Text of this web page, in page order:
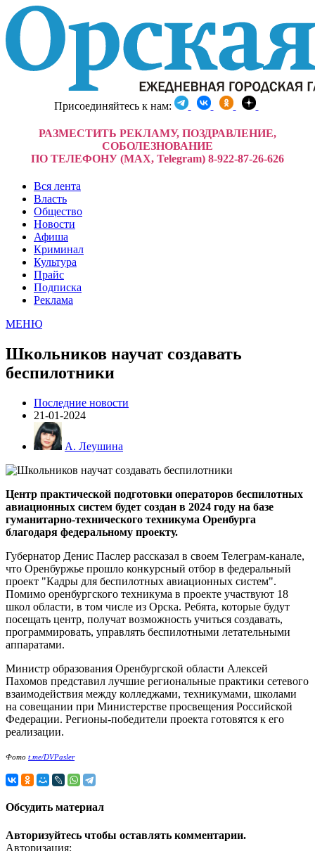
Присоединяйтесь к нам:
РАЗМЕСТИТЬ РЕКЛАМУ, ПОЗДРАВЛЕНИЕ,
СОБОЛЕЗНОВАНИЕ
ПО ТЕЛЕФОНУ (MAX, Telegram) 8-922-87-26-626
Вся лента
Власть
Общество
Новости
Афиша
Криминал
Культура
Прайс
Подписка
Реклама
МЕНЮ
Школьников научат создавать
беспилотники
Последние новости
21-01-2024
А. Леушина
Центр практической подготовки операторов беспилотных
авиационных систем будет создан в 2024 году на базе
гуманитарно-технического техникума Оренбурга
благодаря федеральному проекту.
Губернатор Денис Паслер рассказал в своем Телеграм-канале,
что Оренбуржье прошло конкурсный отбор в федеральный
проект "Кадры для беспилотных авиационных систем".
Помимо оренбургского техникума в проекте участвуют 18
школ области, в том числе из Орска. Ребята, которые будут
посещать центр, получат возможность учиться создавать,
программировать, управлять беспилотными летательными
аппаратами.
Министр образования Оренбургской области Алексей
Пахомов представил лучшие региональные практики сетевого
взаимодействия между колледжами, техникумами, школами
на совещании при Министерстве просвещения Российской
Федерации. Регионы-победители проекта готовятся к его
реализации.
Фото t.me/DVPasler
Обсудить материал
Авторизуйтесь чтобы оставлять комментарии.
Авторизация: